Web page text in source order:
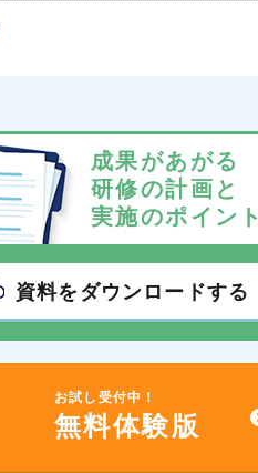
成果があがる
研修の計画と
実施のポイント
資料をダウンロードする
お試し受付中！
無料体験版